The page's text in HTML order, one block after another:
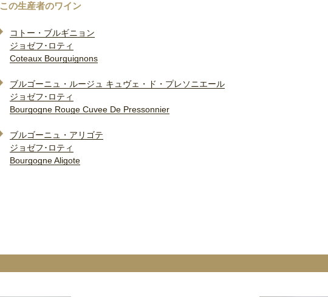
この生産者のワイン
コトー・ブルギニョン
ジョゼフ･ロティ
Coteaux Bourguignons
ブルゴーニュ・ルージュ キュヴェ・ド・プレソニエール
ジョゼフ･ロティ
Bourgogne Rouge Cuvee De Pressonnier
ブルゴーニュ・アリゴテ
ジョゼフ･ロティ
Bourgogne Aligote